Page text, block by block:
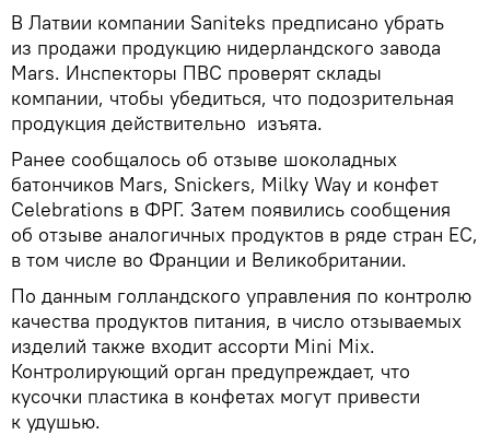
В Латвии компании Saniteks предписано убрать
из продажи продукцию нидерландского завода
Mars. Инспекторы ПВС проверят склады
компании, чтобы убедиться, что подозрительная
продукция действительно изъята.
Ранее сообщалось об отзыве шоколадных
батончиков Mars, Snickers, Milky Way и конфет
Celebrations в ФРГ. Затем появились сообщения
об отзыве аналогичных продуктов в ряде стран ЕС,
в том числе во Франции и Великобритании.
По данным голландского управления по контролю
качества продуктов питания, в число отзываемых
изделий также входит ассорти Mini Mix.
Контролирующий орган предупреждает, что
кусочки пластика в конфетах могут привести
к удушью.